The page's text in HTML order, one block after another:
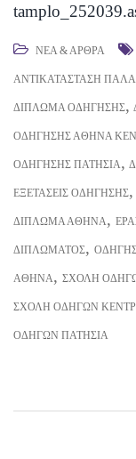
ΝΈΑ & ΆΡΘΡΑ
ΑΝΤΙΚΑΤΆΣΤΑΣΗ
ΔΊΠΛΩΜΑ ΟΔΉΓΗΣΗΣ,
ΟΔΉΓΗΣΗΣ ΑΘΉΝΑ
ΟΔΉΓΗΣΗΣ ΠΑΤΉΣΙΑ,
ΕΞΕΤΆΣΕΙΣ ΟΔΉΓΗΣΗΣ,
ΔΊΠΛΩΜΑ ΑΘΉΝΑ,
ΔΙΠΛΏΜΑΤΟΣ,
ΑΘΉΝΑ, ΣΧΟΛΉ
ΣΧΟΛΉ ΟΔΗΓΏΝ
ΟΔΗΓΏΝ ΠΑΤΉΣΙΑ